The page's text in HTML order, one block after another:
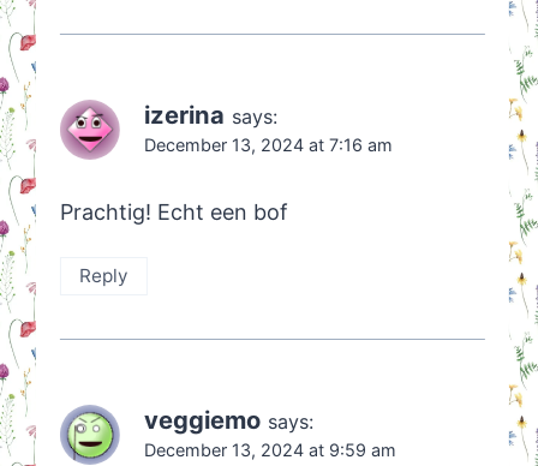
izerina says:
December 13, 2024 at 7:16 am
Prachtig! Echt een bof
Reply
veggiemo says:
December 13, 2024 at 9:59 am